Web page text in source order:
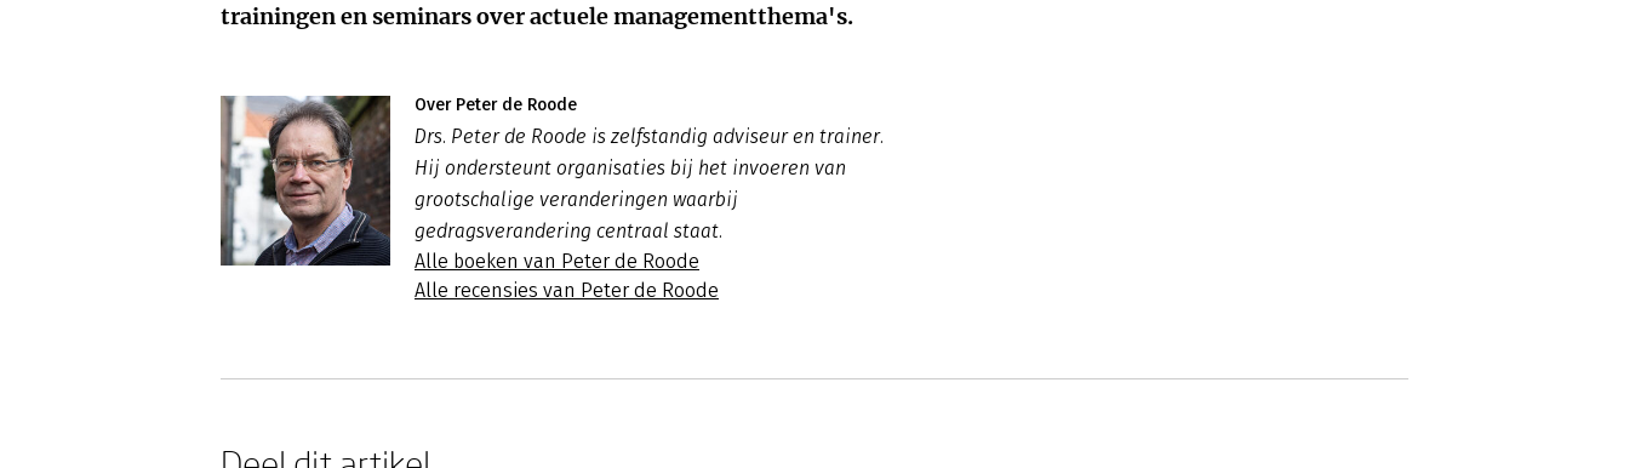
trainingen en seminars over actuele managementthema's.
Over Peter de Roode
Drs. Peter de Roode is zelfstandig adviseur en trainer.
Hij ondersteunt organisaties bij het invoeren van
grootschalige veranderingen waarbij
gedragsverandering centraal staat.
Alle boeken van Peter de Roode
Alle recensies van Peter de Roode